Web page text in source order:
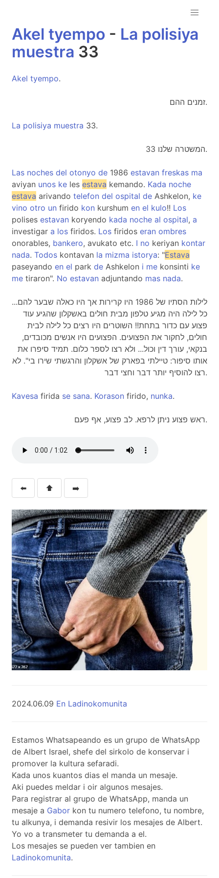
Akel tyempo - La polisiya
muestra 33
Akel tyempo.
זמנים ההם.
La polisiya muestra 33.
המשטרה שלנו 33.
Las noches del otonyo de 1986 estavan freskas ma
aviyan unos ke les estava kemando. Kada noche
estava arivando telefon del ospital de Ashkelon, ke
vino otro un firido kon kurshum en el kulo!! Los
polises estavan koryendo kada noche al ospital, a
investigar a los firidos. Los firidos eran ombres
onorables, bankero, avukato etc. I no keriyan kontar
nada. Todos kontavan la mizma istorya: "Estava
paseyando en el park de Ashkelon i me konsinti ke
me tiraron". No estavan adjuntando mas nada.
לילות הסתיו של 1986 היו קרירות אך היו כאלה שבער להם...
כל לילה היה מגיע טלפון מבית חולים באשקלון שהגיע עוד
פצוע עם כדור בתחת!! השוטרים היו רצים כל לילה לבית
חולים, לחקור את הפצועים. הפצועים היו אנשים מכובדים,
בנקאי, עורך דין וכול... ולא רצו לספר כלום. תמיד סיפרו את
אותו סיפור: טיילתי בפארק של אשקלון והרגשתי שירו בי". לא
רצו להוסיף יותר דבר וחצי דבר.
Kavesa firida se sana. Korason firido, nunka.
ראש פצוע ניתן לרפא. לב פצוע, אף פעם.
⬅️ ⬆️ ➡️
2024.06.09 En Ladinokomunita
Estamos Whatsapeando es un grupo de WhatsApp
de Albert Israel, shefe del sirkolo de konservar i
promover la kultura sefaradi.
Kada unos kuantos dias el manda un mesaje.
Aki puedes meldar i oir algunos mesajes.
Para registrar al grupo de WhatsApp, manda un
mesaje a Gabor kon tu numero telefono, tu nombre,
tu alkunya, i demanda resivir los mesajes de Albert.
Yo vo a transmeter tu demanda a el.
Los mesajes se pueden ver tambien en
Ladinokomunita.